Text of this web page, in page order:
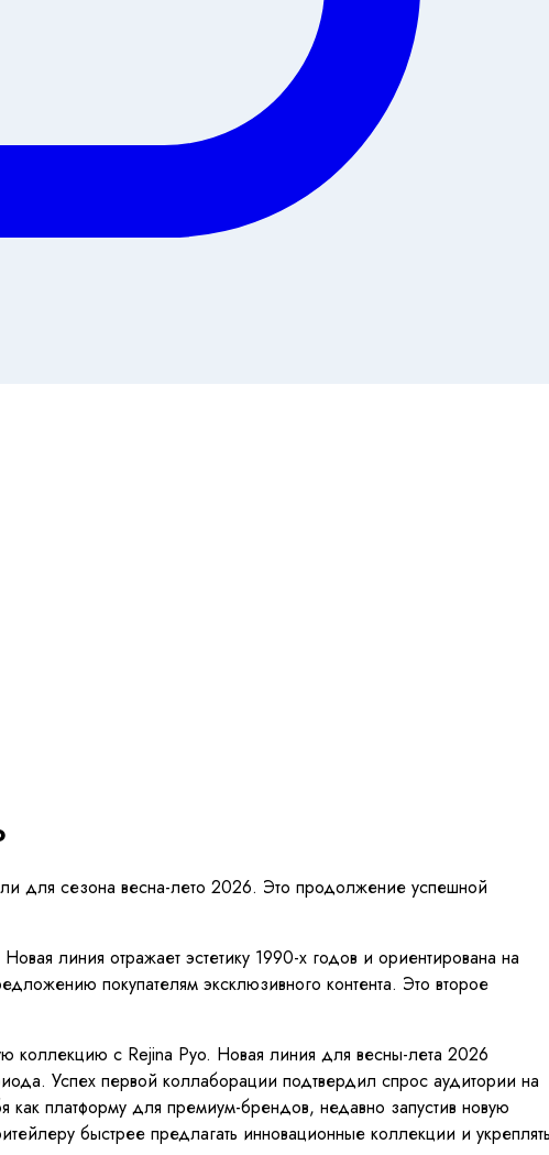
для сезона весна-лето 2026. Это продолжение успешной
линия отражает эстетику 1990-х годов и ориентирована на
покупателям эксклюзивного контента. Это второе
коллекцию с Rejina Pyo. Новая линия для весны-лета 2026
Успех первой коллаборации подтвердил спрос аудитории на
как платформу для премиум-брендов, недавно запустив новую
быстрее предлагать инновационные коллекции и